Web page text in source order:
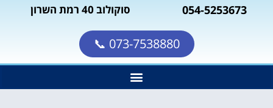
054-5253673 סוקולוב 40 רמת השרון
073-7538880 📞